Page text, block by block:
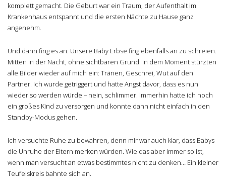
komplett gemacht. Die Geburt war ein Traum, der Aufenthalt im
Krankenhaus entspannt und die ersten Nächte zu Hause ganz
angenehm.
Und dann fing es an: Unsere Baby Erbse fing ebenfalls an zu schreien.
Mitten in der Nacht, ohne sichtbaren Grund. In dem Moment stürzten
alle Bilder wieder auf mich ein: Tränen, Geschrei, Wut auf den
Partner. Ich wurde getriggert und hatte Angst davor, dass es nun
wieder so werden würde – nein, schlimmer. Immerhin hatte ich noch
ein großes Kind zu versorgen und konnte dann nicht einfach in den
Standby-Modus gehen.
Ich versuchte Ruhe zu bewahren, denn mir war auch klar, dass Babys
die Unruhe der Eltern merken würden. Wie das aber immer so ist,
wenn man versucht an etwas bestimmtes nicht zu denken… Ein kleiner
Teufelskreis bahnte sich an.